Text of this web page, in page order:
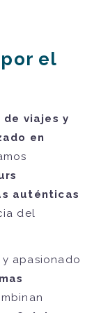
el
de viajes y
en
auténticas
del
apasionado